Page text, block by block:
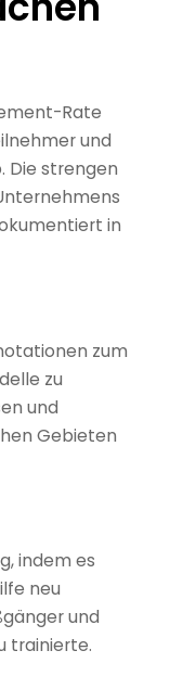
Rate
und
Die strengen
in
zum
zu
und
Gebieten
indem es
neu
und
trainierte.